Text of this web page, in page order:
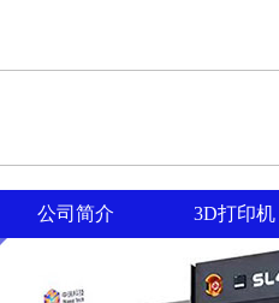
公司简介 3D打印机